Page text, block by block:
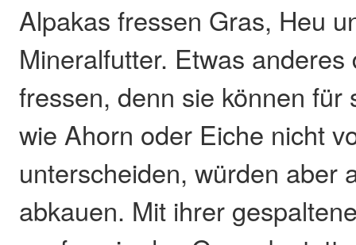
Alpakas fressen Gras, Heu
Mineralfutter. Etwas
fressen, denn sie können für
wie Ahorn oder Eiche nicht
unterscheiden, würden aber
abkauen. Mit ihrer